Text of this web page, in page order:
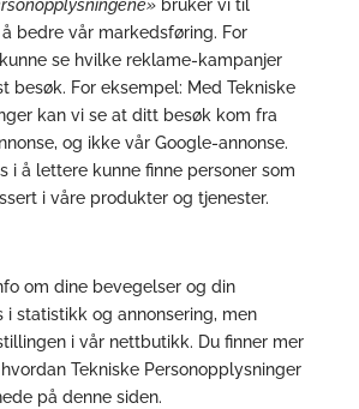
bruker vi til
bedre vår markedsføring. For
se hvilke reklame-kampanjer
besøk. For eksempel: Med Tekniske
kan vi se at ditt besøk kom fra
og ikke vår Google-annonse.
i å lettere kunne finne personer som
i våre produkter og tjenester.
om dine bevegelser og din
i statistikk og annonsering, men
i vår nettbutikk. Du finner mer
Tekniske Personopplysninger
på denne siden.